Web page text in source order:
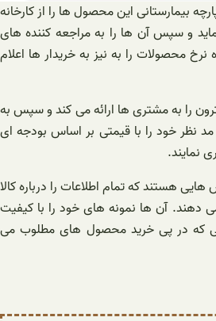
بیمارستانی این محصول ها را از کارخانه
و سپس آن ها را به مراجعه کننده های
محصولات را به نیز به خریدار ها اعلام
را به مشتری ها ارائه می کند و سپس به
نظر خود را با قیمتی بر اساس بودجه ای
نمایند.
هستند که تمام اطلاعات را درباره کالا
آن ها نمونه های خود را با کیفیت
که در پی خرید محصول های مطلوب می